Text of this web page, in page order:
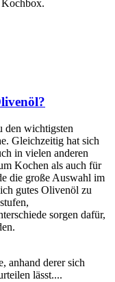
Kochbox.
den wichtigsten
Gleichzeitig hat sich
in vielen anderen
Kochen als auch für
die große Auswahl im
gutes Olivenöl zu
sorgen dafür,
anhand derer sich
lässt....